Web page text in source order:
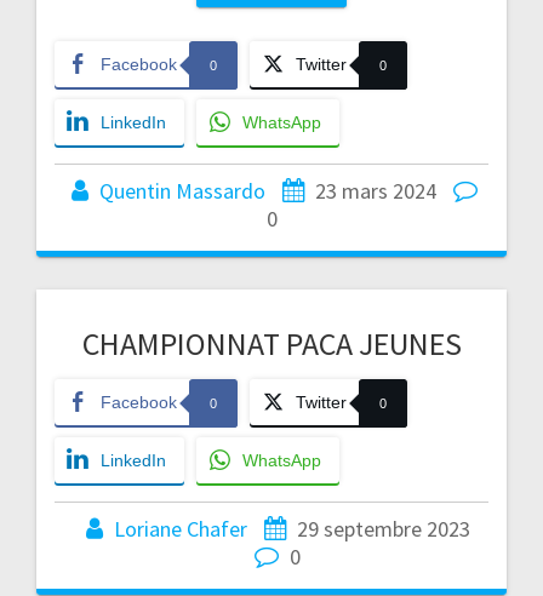
Facebook 0 Twitter 0
LinkedIn WhatsApp
Quentin Massardo
23 mars 2024
0
CHAMPIONNAT PACA JEUNES
Facebook 0 Twitter 0
LinkedIn WhatsApp
Loriane Chafer
29 septembre 2023
0